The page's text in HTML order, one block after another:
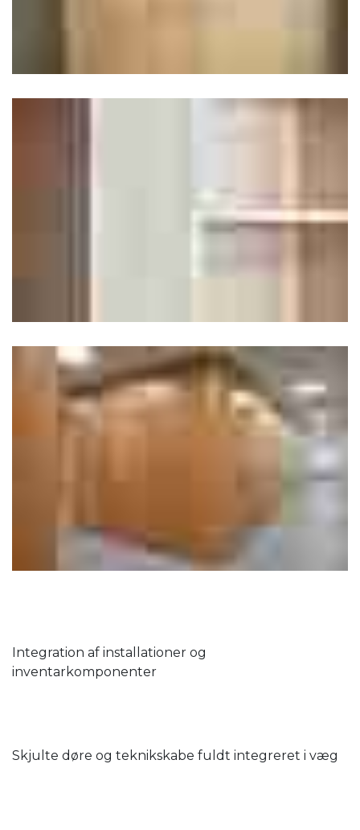
Integration af installationer og
inventarkomponenter
Skjulte døre og teknikskabe fuldt integreret i væg